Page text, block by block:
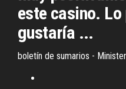
este casino.
gustaría ...
boletín de sumarios -